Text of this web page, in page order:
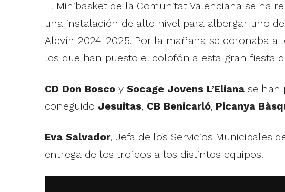
El Minibasket de la Comunitat Valenciana se ha
una instalación de alto nivel para albergar uno
Alevín 2024-2025. Por la mañana se coronaba
los que han puesto el colofón a esta gran fiesta
CD Don Boscoy Socage Jovens L’Elianase han
coneguido Jesuitas, CB Benicarló, Picanya
Eva Salvador, Jefa de los Servicios Municipales
entrega de los trofeos a los distintos equipos.